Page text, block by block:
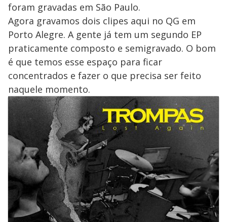
foram gravadas em São Paulo.
Agora gravamos dois clipes aqui no QG em
Porto Alegre. A gente já tem um segundo EP
praticamente composto e semigravado. O bom
é que temos esse espaço para ficar
concentrados e fazer o que precisa ser feito
naquele momento.